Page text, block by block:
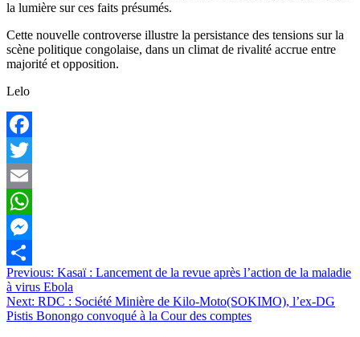
la lumière sur ces faits présumés.
Cette nouvelle controverse illustre la persistance des tensions sur la
scène politique congolaise, dans un climat de rivalité accrue entre
majorité et opposition.
Lelo
Facebook
Twitter
Email
WhatsApp
Messenger
Partager
Navigation
de
l’article
Previous: Kasaï : Lancement de la revue après l’action de la maladie
à virus Ebola
Next: RDC : Société Minière de Kilo-Moto(SOKIMO), l’ex-DG
Pistis Bonongo convoqué à la Cour des comptes